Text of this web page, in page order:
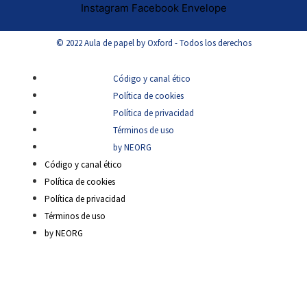
Instagram Facebook Envelope
© 2022 Aula de papel by Oxford - Todos los derechos
Código y canal ético
Política de cookies
Política de privacidad
Términos de uso
by NEORG
Código y canal ético
Política de cookies
Política de privacidad
Términos de uso
by NEORG